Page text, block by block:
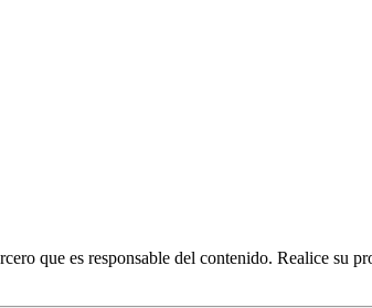
que es responsable del contenido. Realice su